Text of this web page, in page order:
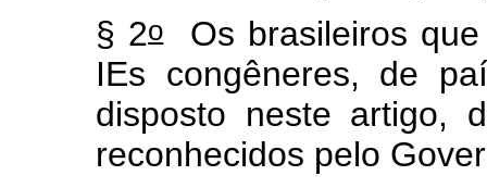
§ 2oOs brasileiros que
IEs congêneres, de
disposto neste artigo,
reconhecidos pelo